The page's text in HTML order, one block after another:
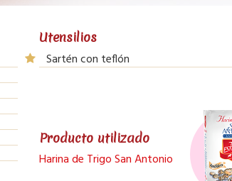
Utensilios
Sartén con teflón
Producto utilizado
Harina de Trigo San Antonio